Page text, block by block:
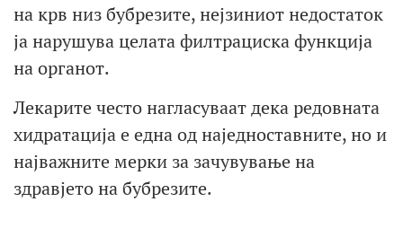
на крв низ бубрезите, нејзиниот недостаток
ја нарушува целата филтрациска функција
на органот.
Лекарите често нагласуваат дека редовната
хидратација е една од наједноставните, но и
најважните мерки за зачувување на
здравјето на бубрезите.